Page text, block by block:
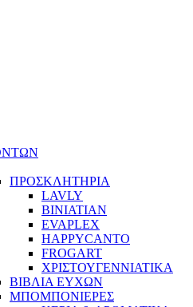
ΠΡΟΣΚΛΗΤΗΡΙΑ
LAVLY
BINIATIAN
EVAPLEX
HAPPYCANTO
FROGART
ΧΡΙΣΤΟΥΓΕΝΝΙΑΤΙΚΑ
ΒΙΒΛΙΑ ΕΥΧΩΝ
ΜΠΟΜΠΟΝΙΕΡΕΣ